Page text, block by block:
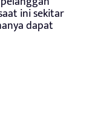
ini sekitar
dapat